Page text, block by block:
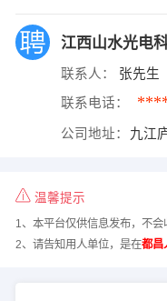
江西山水光电
联系人： 张先生
联系电话：
公司地址： 九江
温馨提示
1、本平台仅供信息发布，不会
2、请告知用人单位，是在都昌